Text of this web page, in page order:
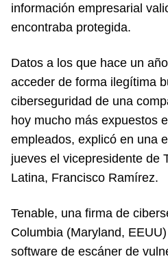
información empresarial
encontraba protegida.
Datos a los que hace un
acceder de forma ilegítima
ciberseguridad de una
hoy mucho más expuestos
empleados, explicó en una
jueves el vicepresidente de
Latina, Francisco Ramírez.
Tenable, una firma de
Columbia (Maryland,
software de escáner de